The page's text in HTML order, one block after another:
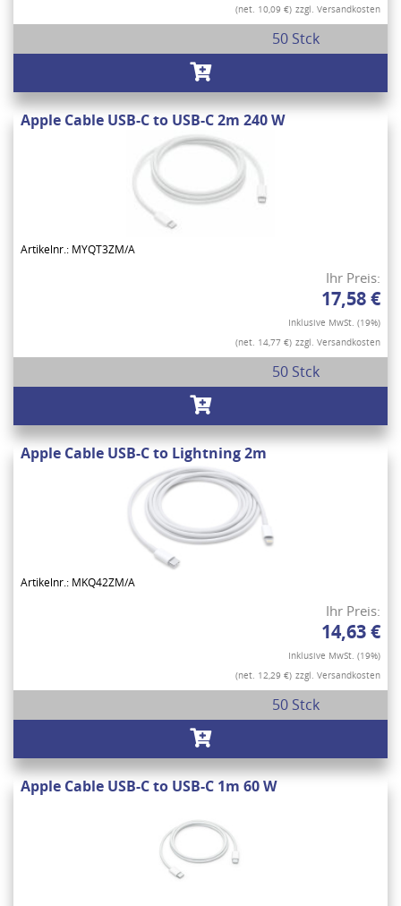
(net. 10,09 €) zzgl. Versandkosten
50 Stck
Apple Cable USB-C to USB-C 2m 240 W
Artikelnr.: MYQT3ZM/A
Ihr Preis:
17,58 €
Inklusive MwSt. (19%)
(net. 14,77 €) zzgl. Versandkosten
50 Stck
Apple Cable USB-C to Lightning 2m
Artikelnr.: MKQ42ZM/A
Ihr Preis:
14,63 €
Inklusive MwSt. (19%)
(net. 12,29 €) zzgl. Versandkosten
50 Stck
Apple Cable USB-C to USB-C 1m 60 W